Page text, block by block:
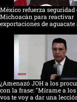
México refuerza seguridad
Michoacán para reactivar
exportaciones de aguacate
¿Amenazó JOH a los
con la frase: "Mírame a los
vos te voy a dar una